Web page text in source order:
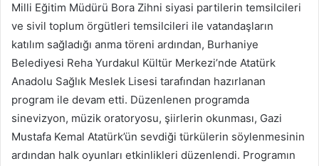
Milli Eğitim Müdürü Bora Zihni siyasi partilerin temsilcileri
ve sivil toplum örgütleri temsilcileri ile vatandaşların
katılım sağladığı anma töreni ardından, Burhaniye
Belediyesi Reha Yurdakul Kültür Merkezi’nde Atatürk
Anadolu Sağlık Meslek Lisesi tarafından hazırlanan
program ile devam etti. Düzenlenen programda
sinevizyon, müzik oratoryosu, şiirlerin okunması, Gazi
Mustafa Kemal Atatürk’ün sevdiği türkülerin söylenmesinin
ardından halk oyunları etkinlikleri düzenlendi. Programın